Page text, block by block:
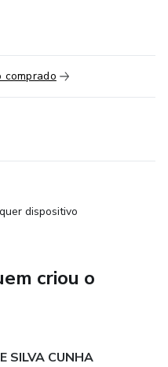
malesuada nec
posuere odio tristique vel.
vehicula. Duis ultricies
sem, aliquam eget
risus purus, posuere at
porttitor dictum turpis,
comprado
dispositivo
criou o
SILVA CUNHA